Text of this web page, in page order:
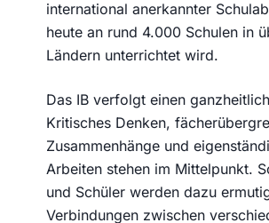
international anerkannter
heute an rund 4.000 Schulen in
Ländern unterrichtet wird.
Das IB verfolgt einen
Kritisches Denken,
Zusammenhänge und
Arbeiten stehen im Mittelpunkt.
und Schüler werden dazu
Verbindungen zwischen